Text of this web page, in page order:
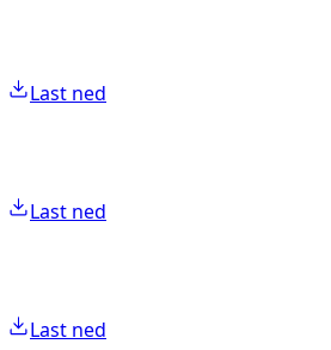
Last ned
Last ned
Last ned